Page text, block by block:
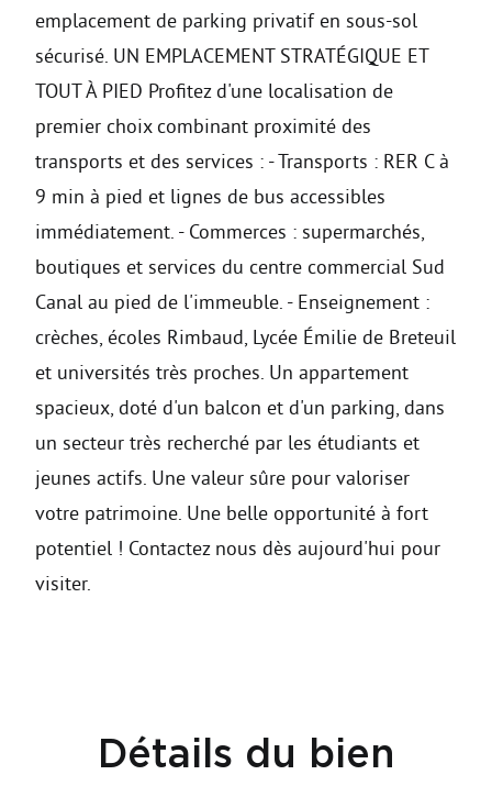
emplacement de parking privatif en sous-sol
sécurisé. UN EMPLACEMENT STRATÉGIQUE ET
TOUT À PIED Profitez d'une localisation de
premier choix combinant proximité des
transports et des services : - Transports : RER C à
9 min à pied et lignes de bus accessibles
immédiatement. - Commerces : supermarchés,
boutiques et services du centre commercial Sud
Canal au pied de l'immeuble. - Enseignement :
crèches, écoles Rimbaud, Lycée Émilie de Breteuil
et universités très proches. Un appartement
spacieux, doté d'un balcon et d'un parking, dans
un secteur très recherché par les étudiants et
jeunes actifs. Une valeur sûre pour valoriser
votre patrimoine. Une belle opportunité à fort
potentiel ! Contactez nous dès aujourd'hui pour
visiter.
Détails du bien